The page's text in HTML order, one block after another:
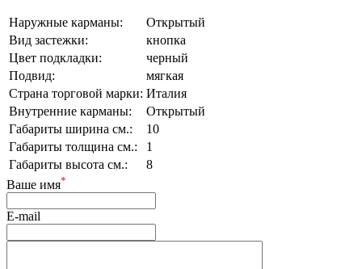
Наружные карманы:
Открытый
Вид застежки:
кнопка
Цвет подкладки:
черный
Подвид:
мягкая
Страна торговой марки: Италия
Внутренние карманы:
Открытый
Габариты ширина см.:
10
Габариты толщина см.:
1
Габариты высота см.:
8
Ваше имя*
E-mail